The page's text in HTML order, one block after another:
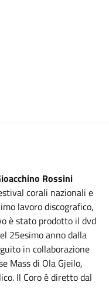
Rossini
corali nazionali e
lavoro discografico,
è stato prodotto il dvd
25esimo anno dalla
in collaborazione
Mass di Ola Gjeilo,
Il Coro è diretto dal